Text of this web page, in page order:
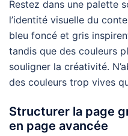
Restez dans une palette
l’identité visuelle du
bleu foncé et gris
tandis que des couleurs
souligner la créativité.
des couleurs trop vives
Structurer la page
en page avancée